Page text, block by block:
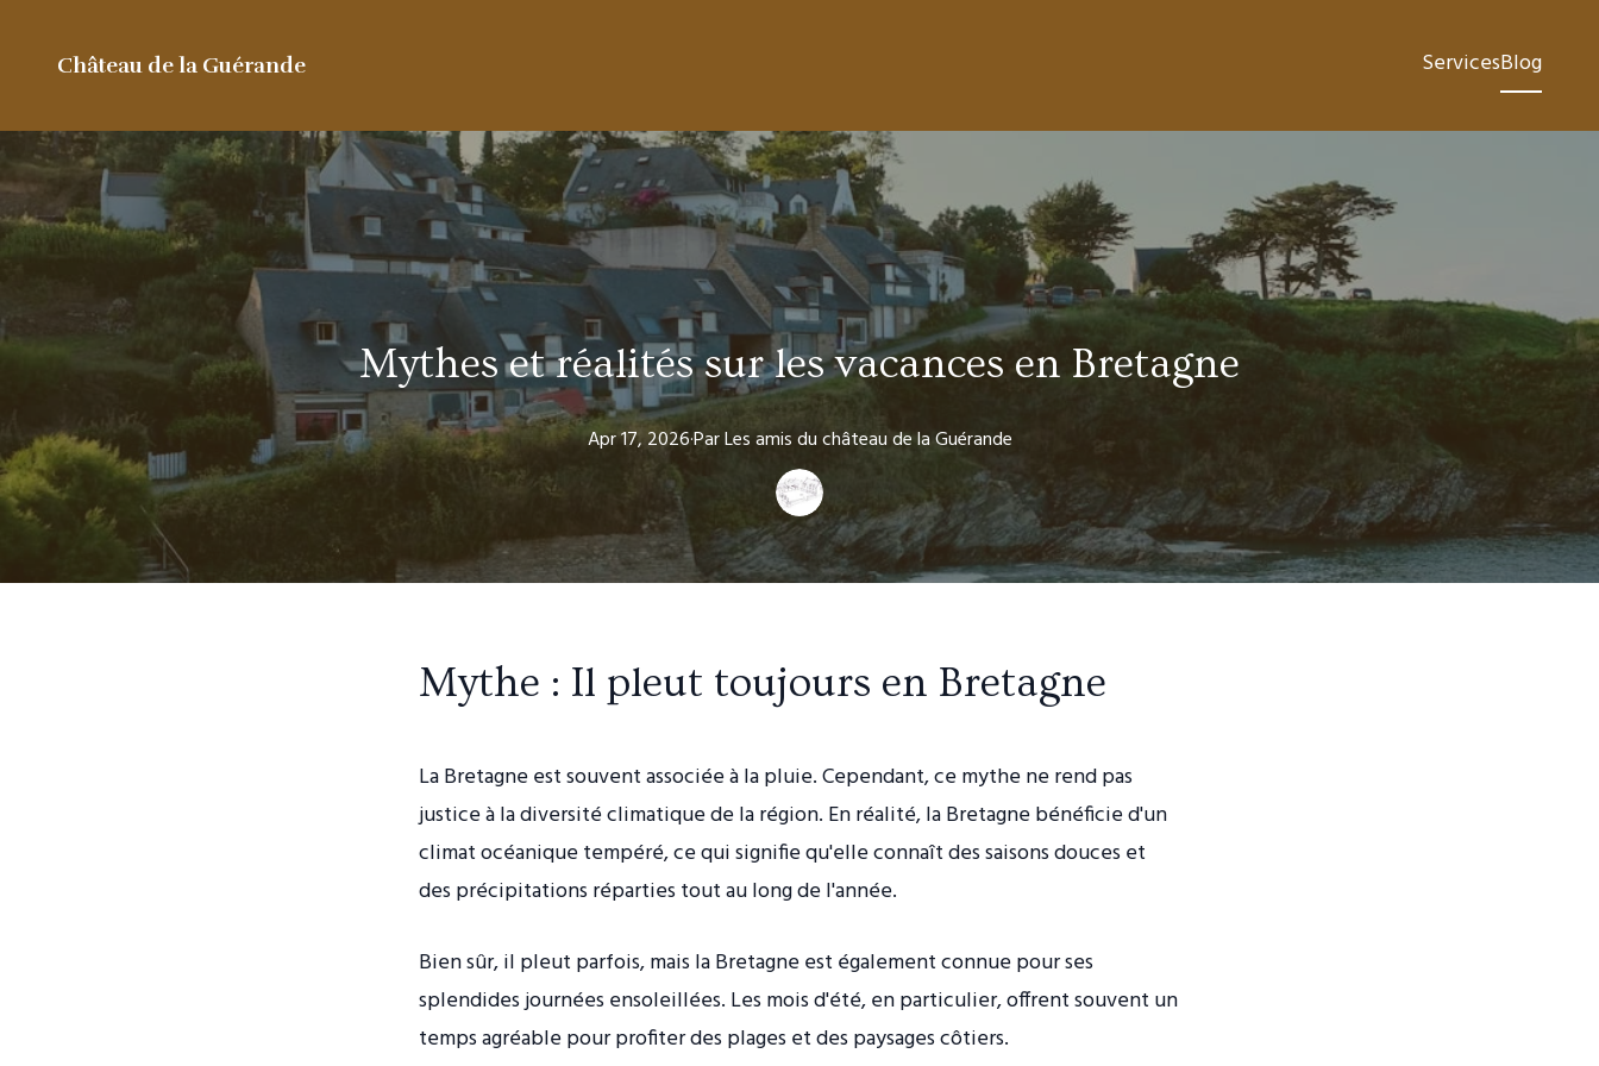
Château de la Guérande ServicesBlog
Mythes et réalités sur les vacances en Bretagne
Apr 17, 2026·ParLes amisdu château de la Guérande
Mythe : Il pleut toujours en Bretagne
La Bretagne est souvent associée à la pluie. Cependant, ce mythe ne rend pas
justice à la diversité climatique de la région. En réalité, la Bretagne bénéficie d'un
climat océanique tempéré, ce qui signifie qu'elle connaît des saisons douces et
des précipitations réparties tout au long de l'année.
Bien sûr, il pleut parfois, mais la Bretagne est également connue pour ses
splendides journées ensoleillées. Les mois d'été, en particulier, offrent souvent un
temps agréable pour profiter des plages et des paysages côtiers.